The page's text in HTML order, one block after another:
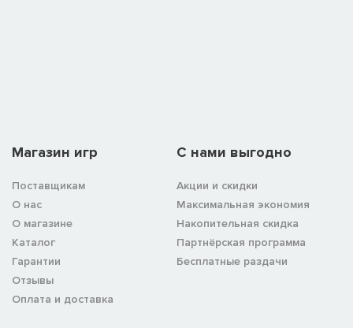
Магазин игр
Поставщикам
О нас
О магазине
Каталог
Гарантии
Отзывы
Оплата и доставка
C нами выгодно
Акции и скидки
Максимальная экономия
Накопительная скидка
Партнёрская программа
Бесплатные раздачи